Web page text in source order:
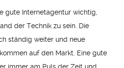
gute Internetagentur wichtig,
der Technik zu sein. Die
ständig weiter und neue
auf den Markt. Eine gute
immer am Puls der Zeit und